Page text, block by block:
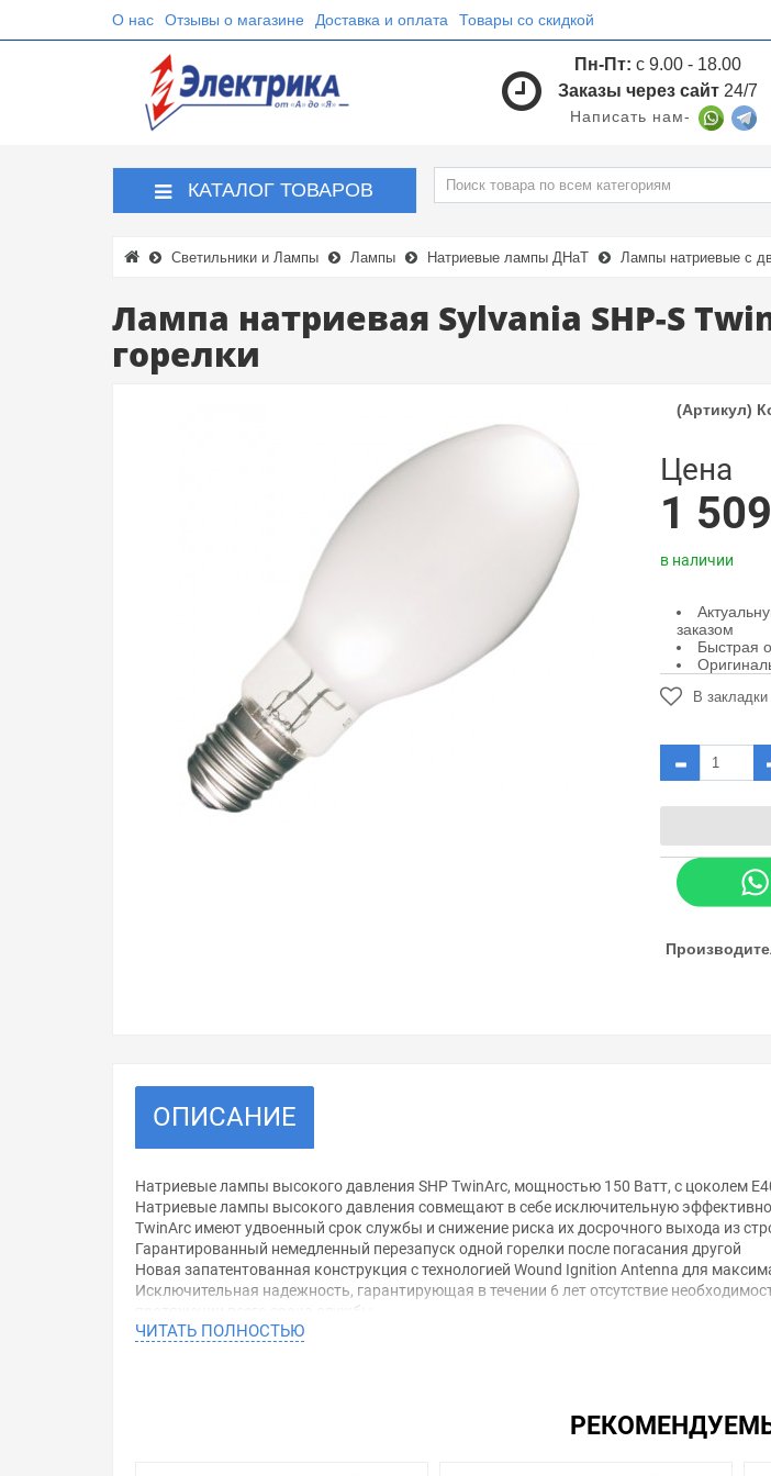
О нас Отзывы о магазине Доставка и оплата Товары со скидкой
Пн-Пт: с 9.00 - 18.00
Заказы через сайт 24/7
Написать нам-
КАТАЛОГ ТОВАРОВ
Светильники и Лампы Лампы Натриевые лампы ДНаТ Лампы натриевые с
Лампа натриевая Sylvania SHP-S
горелки
(Артикул)
Цена
1
в наличии
заказом
Быстрая
В закладки
ОПИСАНИЕ
Натриевые лампы высокого давления SHP TwinArc, мощностью 150 Ватт, с цоколем
Натриевые лампы высокого давления совмещают в себе исключительную
TwinArc имеют удвоенный срок службы и снижение риска их досрочного выхода из
Гарантированный немедленный перезапуск одной горелки после погасания другой
Новая запатентованная конструкция с технологией Wound Ignition Antenna для
Исключительная надежность, гарантирующая в течении 6 лет отсутствие
протяжении всего срока службы
Идеально подходят для применения там, где обслуживание ламп затруднено и
ЧИТАТЬ ПОЛНОСТЬЮ